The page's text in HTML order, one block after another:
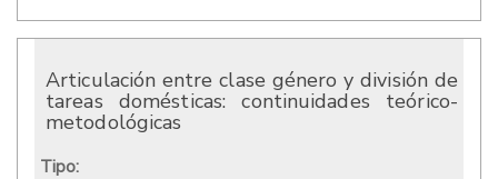
Articulación entre clase género y división de
tareas domésticas: continuidades teórico-
metodológicas
Tipo: